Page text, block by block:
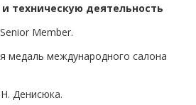
техническую деятельность
Member.
медаль международного салона
Денисюка.